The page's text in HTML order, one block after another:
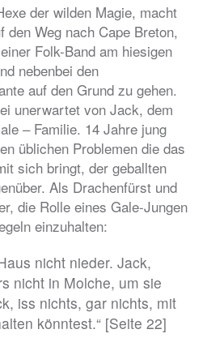
der wilden Magie, macht
Weg nach Cape Breton,
Folk-Band am hiesigen
nebenbei den
auf den Grund zu gehen.
unerwartet von Jack, dem
– Familie. 14 Jahre jung
üblichen Problemen die das
sich bringt, der geballten
Als Drachenfürst und
die Rolle eines Gale-Jungen
einzuhalten:
nicht nieder. Jack,
nicht in Molche, um sie
iss nichts, gar nichts, mit
könntest.“ [Seite 22]